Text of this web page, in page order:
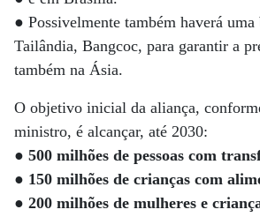
● Possivelmente também haverá uma
Tailândia, Bangcoc, para garantir a
também na Ásia.
O objetivo inicial da aliança,
ministro, é alcançar, até 2030:
● 500 milhões de pessoas com
● 150 milhões de crianças com
● 200 milhões de mulheres e